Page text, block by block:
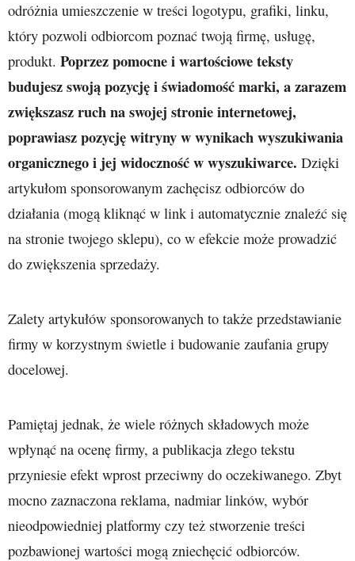
odróżnia umieszczenie w treści logotypu, grafiki, linku,
który pozwoli odbiorcom poznać twoją firmę, usługę,
produkt. Poprzez pomocne i wartościowe teksty
budujesz swoją pozycję i świadomość marki, a zarazem
zwiększasz ruch na swojej stronie internetowej,
poprawiasz pozycję witryny w wynikach wyszukiwania
organicznego i jej widoczność w wyszukiwarce. Dzięki
artykułom sponsorowanym zachęcisz odbiorców do
działania (mogą kliknąć w link i automatycznie znaleźć się
na stronie twojego sklepu), co w efekcie może prowadzić
do zwiększenia sprzedaży.
Zalety artykułów sponsorowanych to także przedstawianie
firmy w korzystnym świetle i budowanie zaufania grupy
docelowej.
Pamiętaj jednak, że wiele różnych składowych może
wpłynąć na ocenę firmy, a publikacja złego tekstu
przyniesie efekt wprost przeciwny do oczekiwanego. Zbyt
mocno zaznaczona reklama, nadmiar linków, wybór
nieodpowiedniej platformy czy też stworzenie treści
pozbawionej wartości mogą zniechęcić odbiorców.